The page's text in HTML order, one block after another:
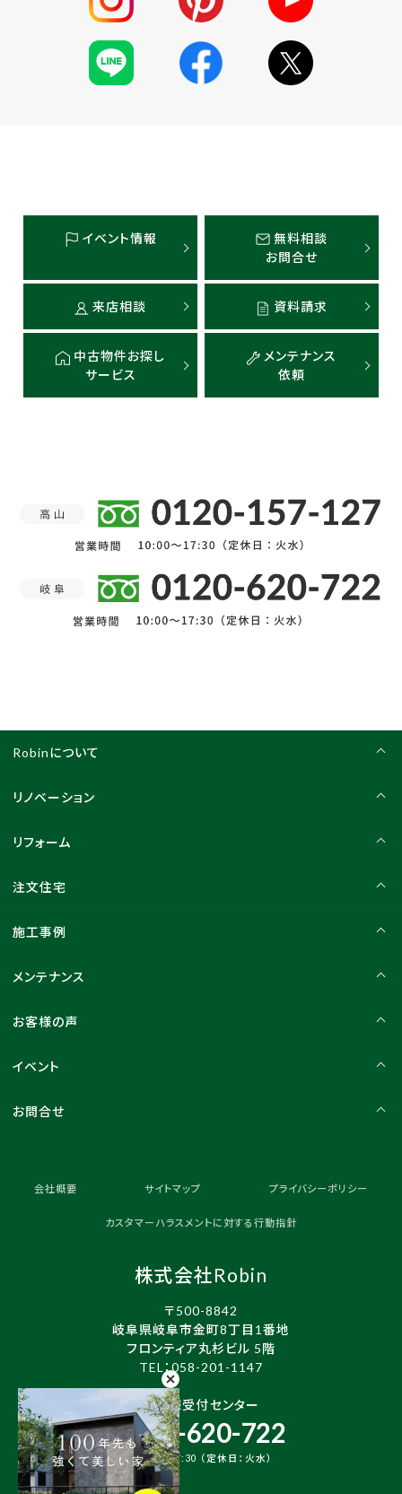
イベント情報
無料相談
お問合せ
来店相談 資料請求
中古物件お探し
サービス
メンテナンス
依頼
Robinについて
リノベーション
リフォーム
注文住宅
施工事例
メンテナンス
お客様の声
イベント
お問合せ
会社概要 サイトマップ プライバシーポリシー
カスタマーハラスメントに対する行動指針
株式会社Robin
〒500-8842
岐阜県岐阜市金町8丁目1番地
フロンティア丸杉ビル 5階
TEL：058-201-1147
お客様受付センター
0120-620-722
10:00～17:30 （定休日：火水）